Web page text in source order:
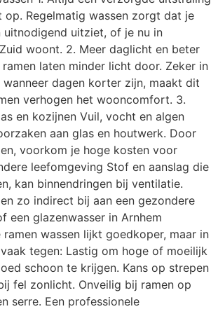
Regelmatig wassen zorgt dat je
uitnodigend uitziet, of je nu in
woont. 2. Meer daglicht en beter
laten minder licht door. Zeker in
dagen korter zijn, maakt dit
verhogen het wooncomfort. 3.
en kozijnen Vuil, vocht en algen
aan glas en houtwerk. Door
voorkom je hoge kosten voor
leefomgeving Stof en aanslag die
kan binnendringen bij ventilatie.
zo indirect bij aan een gezondere
een glazenwasser in Arnhem
ramen wassen lijkt goedkoper, maar in
tegen: Lastig om hoge of moeilijk
schoon te krijgen. Kans op strepen
fel zonlicht. Onveilig bij ramen op
serre. Een professionele